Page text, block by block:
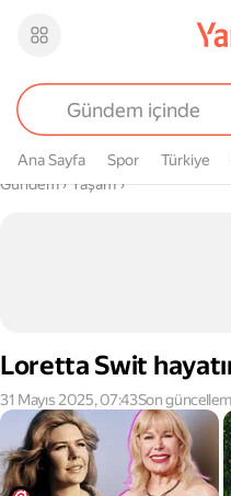
Ana Sayfa Spor Türkiye
Buradasın
Gündem› Yaşam›
Loretta Swit
31 Mayıs 2025, 07:43Son